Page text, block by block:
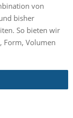
von
bisher
So bieten wir
Form, Volumen